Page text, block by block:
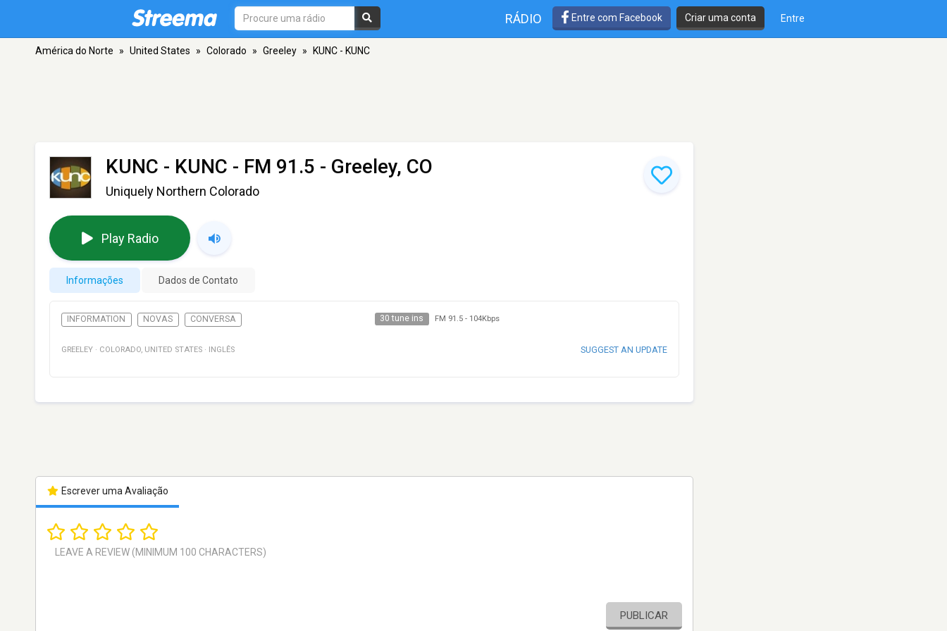
RÁDIO Entre com Facebook Criar uma conta Entre
América do Norte » United States » Colorado » Greeley » KUNC - KUNC
KUNC - KUNC - FM 91.5 - Greeley, CO
Uniquely Northern Colorado
Play Radio
Informações Dados de Contato
INFORMATION NOVAS CONVERSA 30 tune ins FM 91.5- 104Kbps
GREELEY · COLORADO, UNITED STATES · INGLÊS SUGGEST AN UPDATE
Escrever uma Avaliação
PUBLICAR